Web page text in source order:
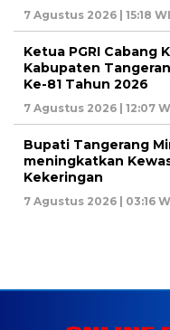
7 Agustus 2026 | 15:18
Ketua PGRI Cabang
Kabupaten
Ke-81 Tahun 2026
7 Agustus 2026 | 12:07
Bupati Tangerang
meningkatkan
Kekeringan
7 Agustus 2026 | 03:16